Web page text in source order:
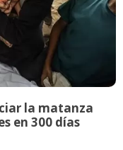
la matanza
en 300 días